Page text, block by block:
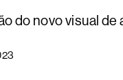
do novo visual